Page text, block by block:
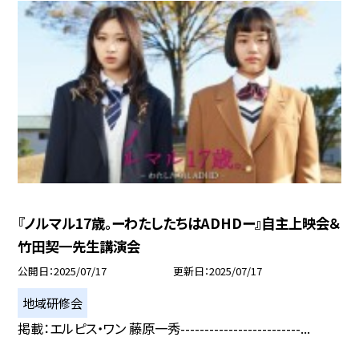
『ノルマル17歳。ーわたしたちはADHDー』自主上映会＆
竹田契一先生講演会
公開日 2025/07/17 更新日 2025/07/17
地域研修会
掲載：エルピス・ワン 藤原一秀-------------------------...